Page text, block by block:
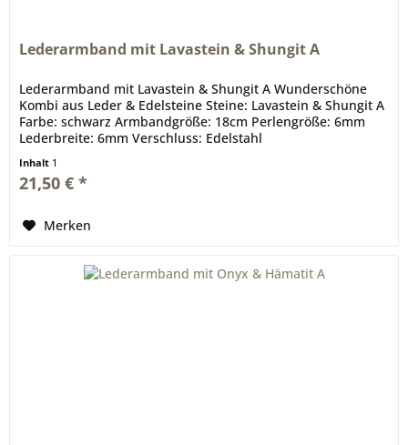
Lederarmband mit Lavastein & Shungit A
Lederarmband mit Lavastein & Shungit A Wunderschöne
Kombi aus Leder & Edelsteine Steine: Lavastein & Shungit A
Farbe: schwarz Armbandgröße: 18cm Perlengröße: 6mm
Lederbreite: 6mm Verschluss: Edelstahl
Inhalt 1
21,50 € *
Merken